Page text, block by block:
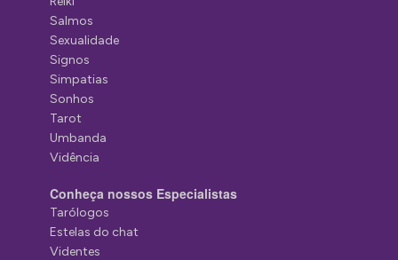
Salmos
Sexualidade
Signos
Simpatias
Sonhos
Tarot
Umbanda
Vidência
Conheça nossos Especialistas
Tarólogos
Estelas do chat
Videntes